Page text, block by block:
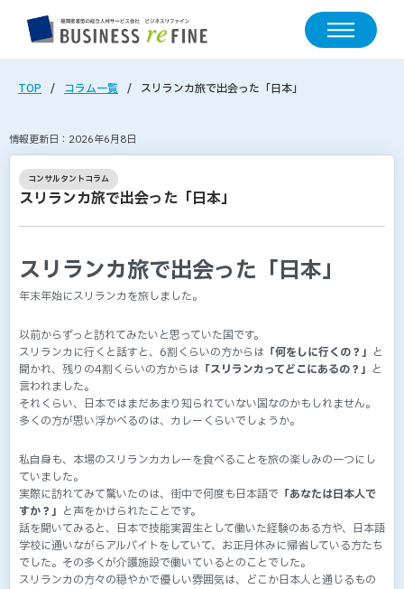
TOP コラム一覧 スリランカ旅で出会った「日本」
情報更新日：2026年6月8日
コンサルタントコラム
スリランカ旅で出会った「日本」
スリランカ旅で出会った「日本」
年末年始にスリランカを旅しました。
以前からずっと訪れてみたいと思っていた国です。
スリランカに行くと話すと、6割くらいの方からは 「何をしに行くの？」 と
聞かれ、残りの4割くらいの方からは 「スリランカってどこにあるの？」 と
言われました。
それくらい、日本ではまだあまり知られていない国なのかもしれません。
多くの方が思い浮かべるのは、カレーくらいでしょうか。
私自身も、本場のスリランカカレーを食べることを旅の楽しみの一つにし
ていました。
実際に訪れてみて驚いたのは、街中で何度も日本語で 「あなたは日本人で
すか？」 と声をかけられたことです。
話を聞いてみると、日本で技能実習生として働いた経験のある方や、日本語
学校に通いながらアルバイトをしていて、お正月休みに帰省している方たち
でした。その多くが介護施設で働いているとのことでした。
スリランカの方々の穏やかで優しい雰囲気は、どこか日本人と通じるもの